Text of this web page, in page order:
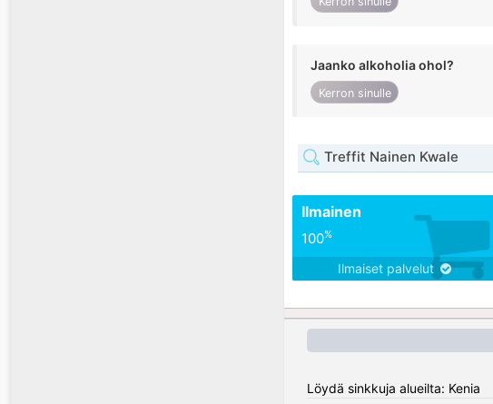
Jaanko alkoholia ohol?
Kerron sinulle
Treffit Nainen Kwale
Ilmainen
100%
Ilmaiset palvelut
Löydä sinkkuja alueilta: Kenia